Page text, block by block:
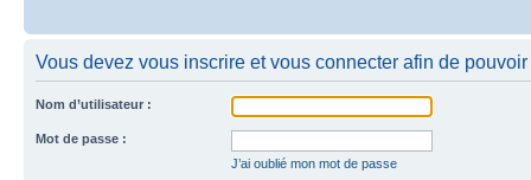
Vous devez vous inscrire et vous connecter afin de
Nom d’utilisateur :
Mot de passe :
J’ai oublié mon mot de passe